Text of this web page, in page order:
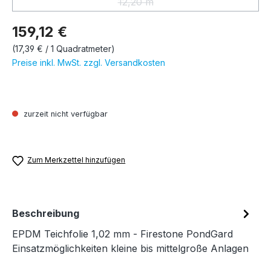
159,12 €
(17,39 € / 1 Quadratmeter)
Preise inkl. MwSt. zzgl. Versandkosten
zurzeit nicht verfügbar
(Diese Option ist zurzeit nicht
Zum Merkzettel hinzufügen
Beschreibung
EPDM Teichfolie 1,02 mm - Firestone PondGard
Einsatzmöglichkeiten kleine bis mittelgroße Anlagen